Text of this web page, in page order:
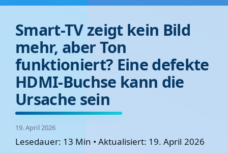
Smart-TV zeigt kein Bild
mehr, aber Ton
funktioniert? Eine defekte
HDMI-Buchse kann die
Ursache sein
19. April 2026
Lesedauer: 13 Min • Aktualisiert: 19. April 2026